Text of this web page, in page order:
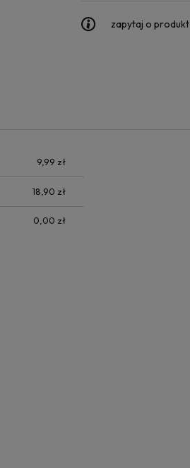
zapytaj o produkt
9,99 zł
18,90 zł
0,00 zł